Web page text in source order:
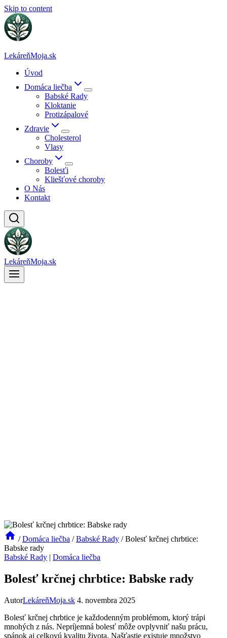
Skip to content
LekáreňMoja.sk
Úvod
Domáca liečba
Babské Rady
Kloktanie
Protizápalové
Zdravie
Cholesterol
Vlasy
Choroby
Bolesťi
Kliešťové choroby
O Nás
Kontakt
LekáreňMoja.sk
/ Domáca liečba / Babské Rady / Bolesť krčnej chrbtice:
Babske rady
Babské Rady | Domáca liečba
Bolesť krčnej chrbtice: Babske rady
AutorLekáreňMoja.sk 4. novembra 2025
Bolesť krčnej chrbtice je každodenným problémom, ktorý trápi
mnohých z nás. Nepríjemná bolesť môže ovplyvniť našu prácu,
spánok aj celkovú kvalitu života. Našťastie existuje množstvo